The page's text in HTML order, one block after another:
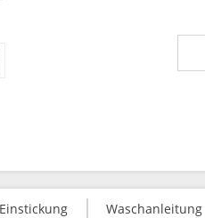
Einstickung Waschanleitung